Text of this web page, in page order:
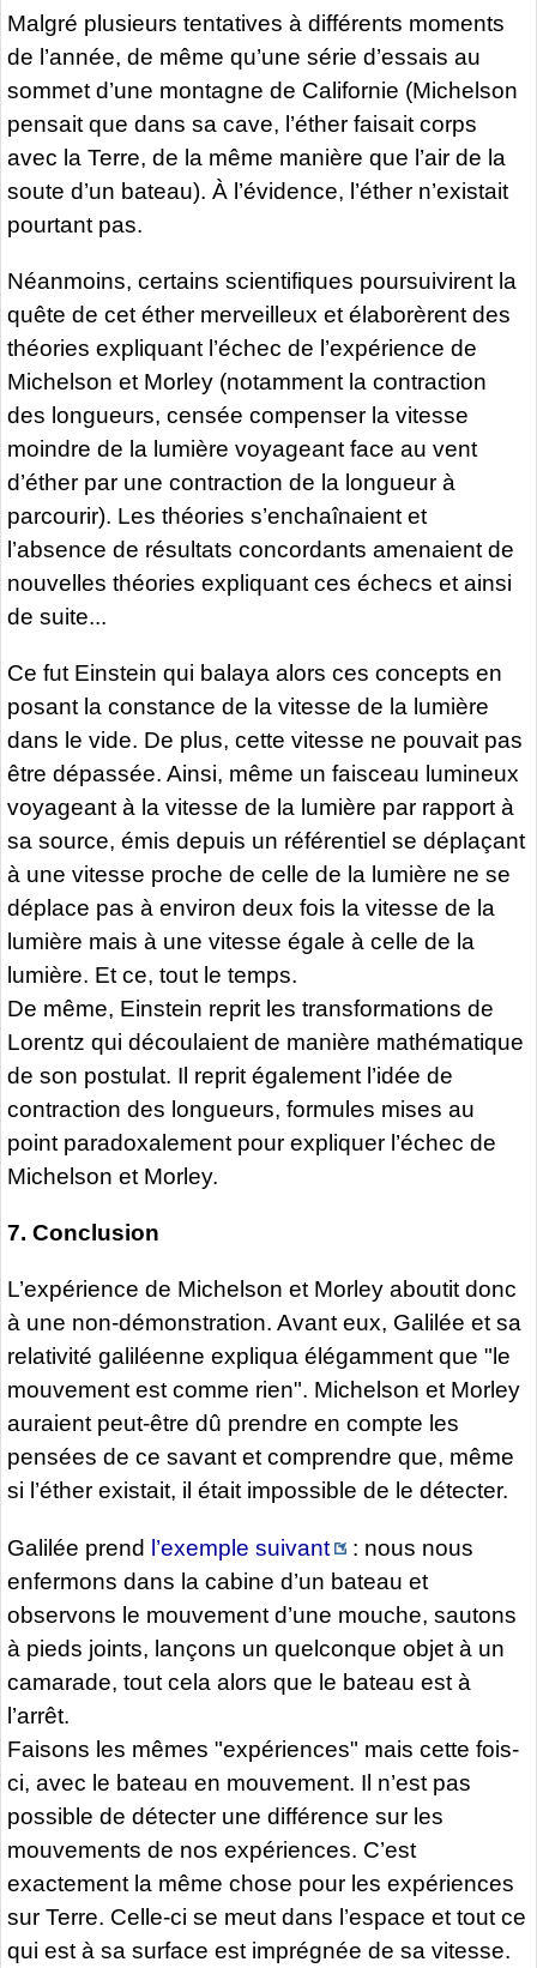
Malgré plusieurs tentatives à différents moments
de l’année, de même qu’une série d’essais au
sommet d’une montagne de Californie (Michelson
pensait que dans sa cave, l’éther faisait corps
avec la Terre, de la même manière que l’air de la
soute d’un bateau). À l’évidence, l’éther n’existait
pourtant pas.
Néanmoins, certains scientifiques poursuivirent la
quête de cet éther merveilleux et élaborèrent des
théories expliquant l’échec de l’expérience de
Michelson et Morley (notamment la contraction
des longueurs, censée compenser la vitesse
moindre de la lumière voyageant face au vent
d’éther par une contraction de la longueur à
parcourir). Les théories s’enchaînaient et
l’absence de résultats concordants amenaient de
nouvelles théories expliquant ces échecs et ainsi
de suite...
Ce fut Einstein qui balaya alors ces concepts en
posant la constance de la vitesse de la lumière
dans le vide. De plus, cette vitesse ne pouvait pas
être dépassée. Ainsi, même un faisceau lumineux
voyageant à la vitesse de la lumière par rapport à
sa source, émis depuis un référentiel se déplaçant
à une vitesse proche de celle de la lumière ne se
déplace pas à environ deux fois la vitesse de la
lumière mais à une vitesse égale à celle de la
lumière. Et ce, tout le temps.
De même, Einstein reprit les transformations de
Lorentz qui découlaient de manière mathématique
de son postulat. Il reprit également l’idée de
contraction des longueurs, formules mises au
point paradoxalement pour expliquer l’échec de
Michelson et Morley.
7. Conclusion
L’expérience de Michelson et Morley aboutit donc
à une non-démonstration. Avant eux, Galilée et sa
relativité galiléenne expliqua élégamment que "le
mouvement est comme rien". Michelson et Morley
auraient peut-être dû prendre en compte les
pensées de ce savant et comprendre que, même
si l’éther existait, il était impossible de le détecter.
Galilée prend l’exemple suivant
: nous nous
enfermons dans la cabine d’un bateau et
observons le mouvement d’une mouche, sautons
à pieds joints, lançons un quelconque objet à un
camarade, tout cela alors que le bateau est à
l’arrêt.
Faisons les mêmes "expériences" mais cette fois-
ci, avec le bateau en mouvement. Il n’est pas
possible de détecter une différence sur les
mouvements de nos expériences. C’est
exactement la même chose pour les expériences
sur Terre. Celle-ci se meut dans l’espace et tout ce
qui est à sa surface est imprégnée de sa vitesse.